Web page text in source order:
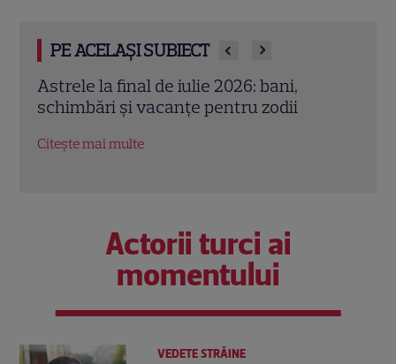
PE ACELAȘI SUBIECT
Cristina Demetrescu, horoscop: Zodia
care începe un nou capitol după Luna
Actorii turci ai
momentului
VEDETE STRĂINE